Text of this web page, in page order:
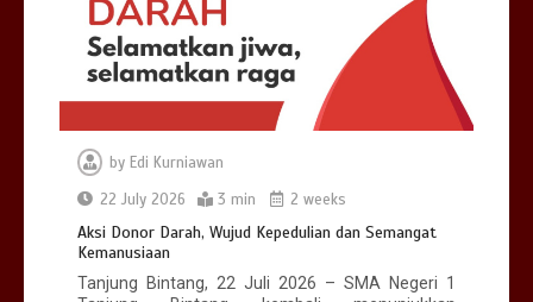
by Edi Kurniawan
22 July 2026
3 min 2 weeks
Aksi Donor Darah, Wujud Kepedulian dan Semangat
Kemanusiaan
Tanjung Bintang, 22 Juli 2026 – SMA Negeri 1